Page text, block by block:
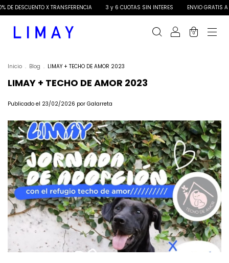
DE DESCUENTO X TRANSFERENCIA 3 y 6 CUOTAS SIN INTERES ENVIO GRATIS A
0
Inicio . Blog . LIMAY + TECHO DE AMOR 2023
LIMAY + TECHO DE AMOR 2023
Publicado el 23/02/2026 por Galarreta